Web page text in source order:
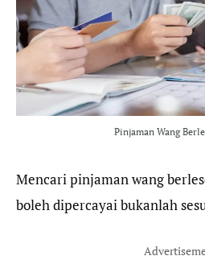
Pinjaman Wang
Mencari pinjaman wang
boleh dipercayai bukanlah